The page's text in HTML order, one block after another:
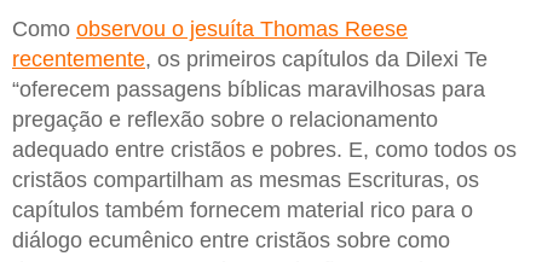
Como observou o jesuíta Thomas Reese
recentemente, os primeiros capítulos da Dilexi Te
“oferecem passagens bíblicas maravilhosas para
pregação e reflexão sobre o relacionamento
adequado entre cristãos e pobres. E, como todos os
cristãos compartilham as mesmas Escrituras, os
capítulos também fornecem material rico para o
diálogo ecumênico entre cristãos sobre como